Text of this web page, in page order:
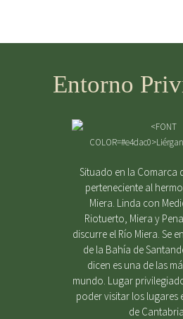
Entorno
Situado en la Comarca
perteneciente al
Miera. Linda con
Riotuerto, Miera y
discurre el Río Miera. Se
de la Bahía de
dicen es una de las
mundo. Lugar
poder visitar los lugares
de